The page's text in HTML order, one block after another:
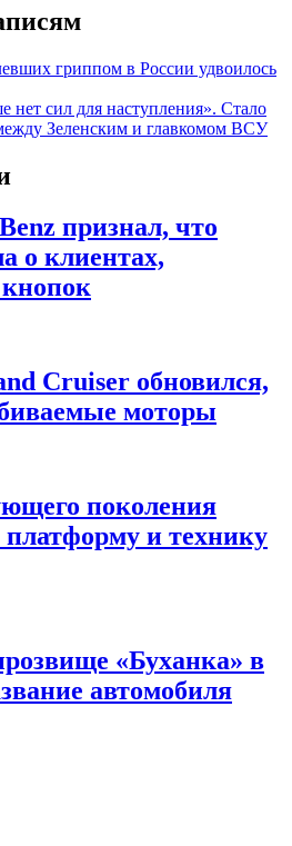
гриппом в России удвоилось
нет сил для наступления». Стало
Зеленским и главкомом ВСУ
признал, что
о клиентах,
Cruiser обновился,
моторы
поколения
и технику
«Буханка» в
автомобиля